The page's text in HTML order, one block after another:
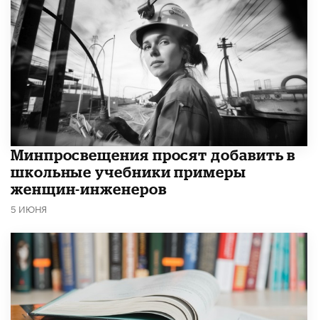
Минпросвещения просят добавить в
школьные учебники примеры
женщин-инженеров
5 ИЮНЯ